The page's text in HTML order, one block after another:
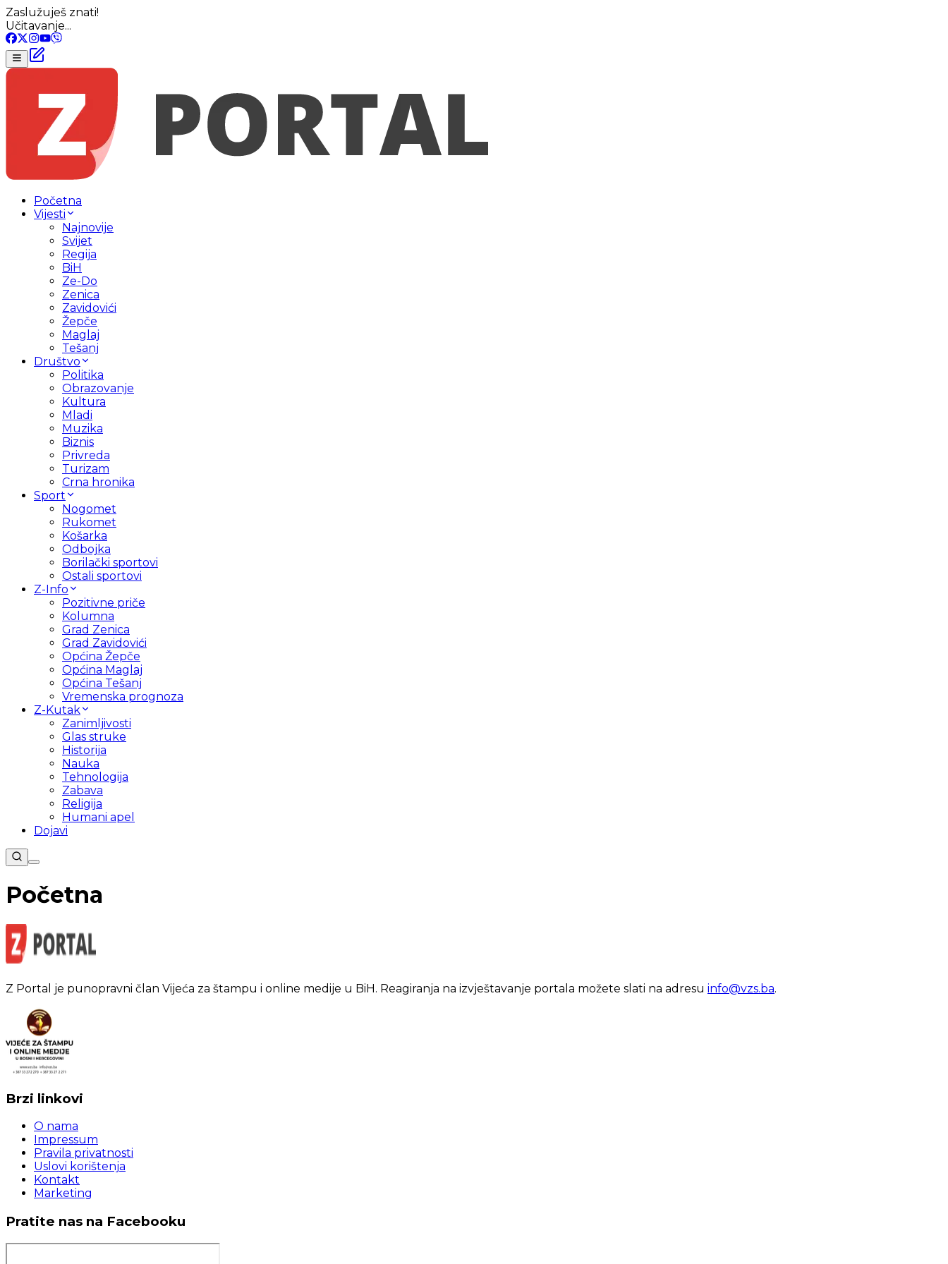
Zaslužuješ znati!
Učitavanje...
Početna
Vijesti
Najnovije
Svijet
Regija
BiH
Ze-Do
Zenica
Zavidovići
Žepče
Maglaj
Tešanj
Društvo
Politika
Obrazovanje
Kultura
Mladi
Muzika
Biznis
Privreda
Turizam
Crna hronika
Sport
Nogomet
Rukomet
Košarka
Odbojka
Borilački sportovi
Ostali sportovi
Z-Info
Pozitivne priče
Kolumna
Grad Zenica
Grad Zavidovići
Općina Žepče
Općina Maglaj
Općina Tešanj
Vremenska prognoza
Z-Kutak
Zanimljivosti
Glas struke
Historija
Nauka
Tehnologija
Zabava
Religija
Humani apel
Dojavi
Početna
Z Portal je punopravni član Vijeća za štampu i online medije u BiH. Reagiranja na izvještavanje portala možete slati na adresu info@vzs.ba.
Brzi linkovi
O nama
Impressum
Pravila privatnosti
Uslovi korištenja
Kontakt
Marketing
Pratite nas na Facebooku